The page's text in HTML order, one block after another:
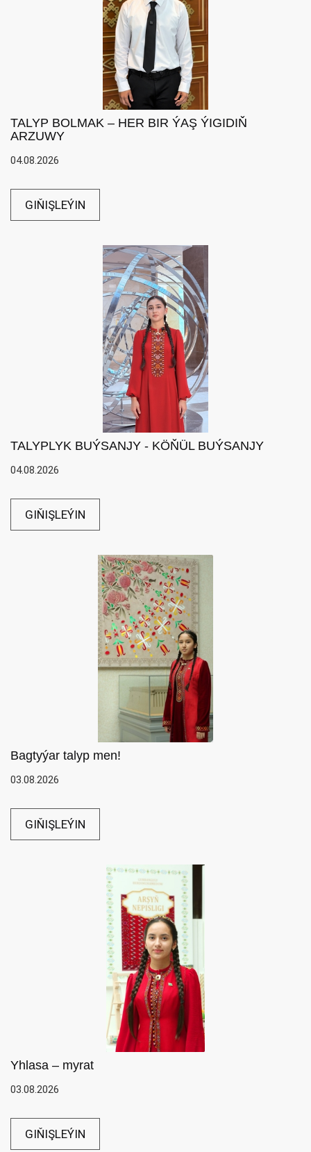
TALYP BOLMAK – HER BIR ÝAŞ ÝIGIDIŇ
ARZUWY
04.08.2026
GIŇIŞLEÝIN
TALYPLYK BUÝSANJY - KÖŇÜL BUÝSANJY
04.08.2026
GIŇIŞLEÝIN
Bagtyýar talyp men!
03.08.2026
GIŇIŞLEÝIN
Yhlasa – myrat
03.08.2026
GIŇIŞLEÝIN